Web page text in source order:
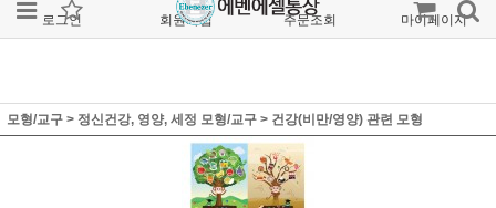
로그인 회원가입 주문조회 마이페이지
모형/교구 > 정신건강, 영양, 세정 모형/교구 > 건강(비만/영양) 관련 모형